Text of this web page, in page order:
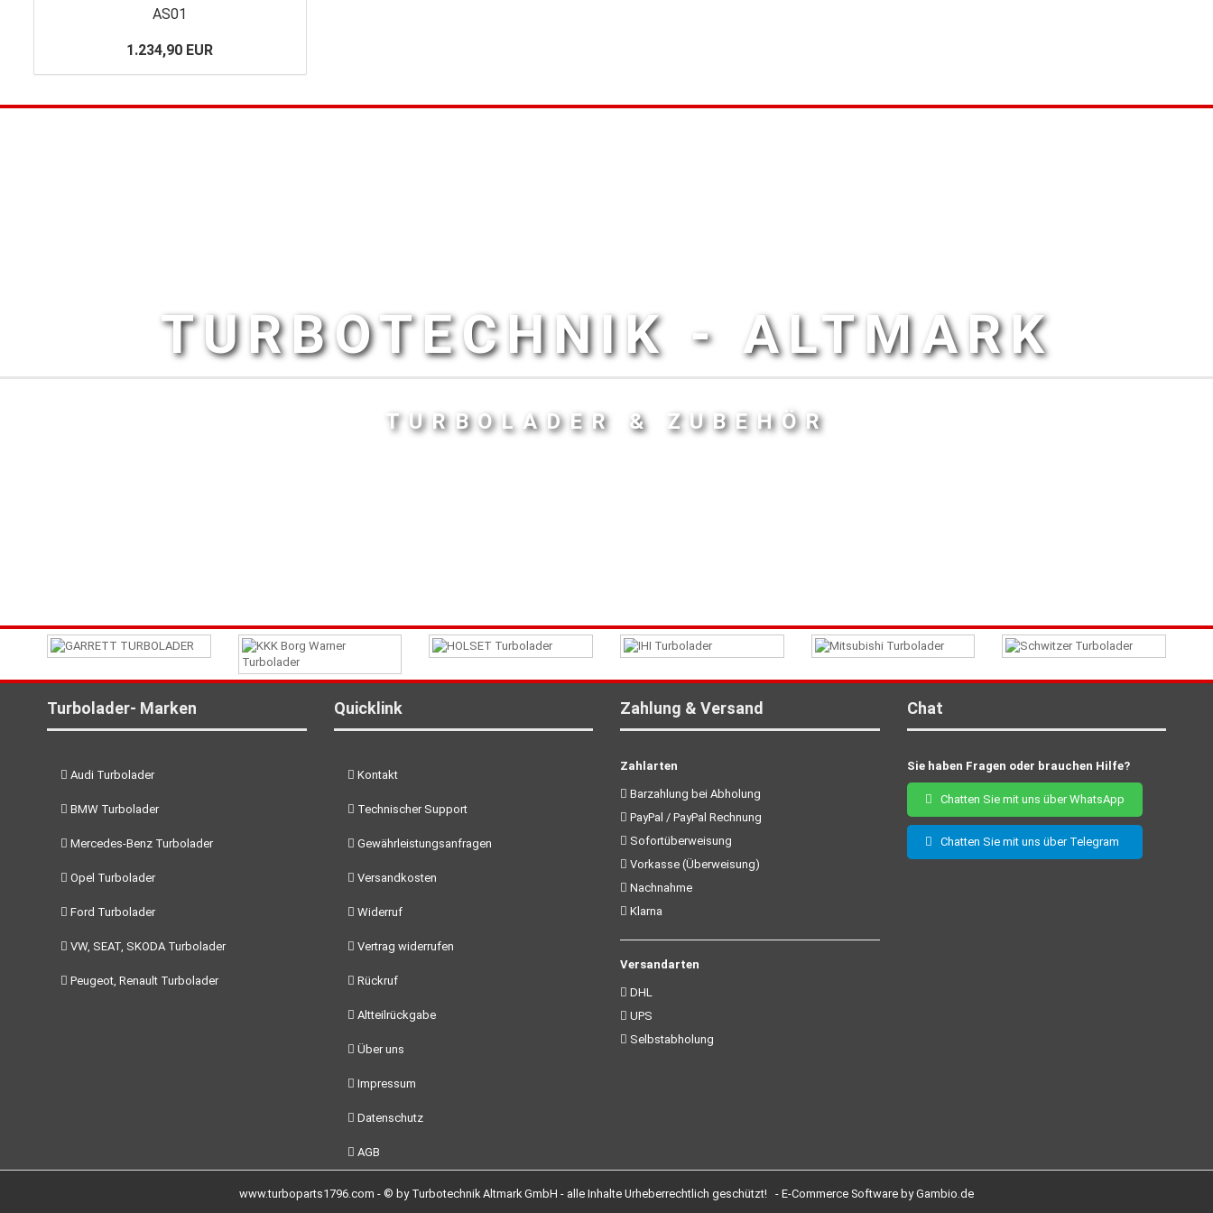
AS01
1.234,90 EUR
TURBOTECHNIK - ALTMARK
TURBOLADER & ZUBEHÖR
Turbolader- Marken
Audi Turbolader
BMW Turbolader
Mercedes-Benz Turbolader
Opel Turbolader
Ford Turbolader
VW, SEAT, SKODA Turbolader
Peugeot, Renault Turbolader
Quicklink
Kontakt
Technischer Support
Gewährleistungsanfragen
Versandkosten
Widerruf
Vertrag widerrufen
Rückruf
Altteilrückgabe
Über uns
Impressum
Datenschutz
AGB
Zahlung & Versand
Zahlarten
Barzahlung bei Abholung
PayPal / PayPal Rechnung
Sofortüberweisung
Vorkasse (Überweisung)
Nachnahme
Klarna
Versandarten
DHL
UPS
Selbstabholung
Chat
Sie haben Fragen oder brauchen Hilfe?
Chatten Sie mit uns über WhatsApp
Chatten Sie mit uns über Telegram
www.turboparts1796.com - © by Turbotechnik Altmark GmbH - alle Inhalte Urheberrechtlich geschützt! - E-Commerce Software by Gambio.de